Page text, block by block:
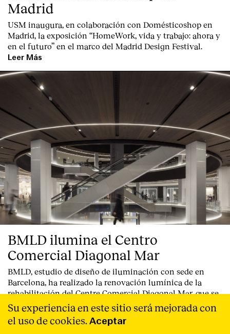
Madrid
USM inaugura, en colaboración con Domésticoshop en
Madrid, la exposición “HomeWork, vida y trabajo: ahora y
en el futuro” en el marco del Madrid Design Festival.
Leer Más
BMLD ilumina el Centro
Comercial Diagonal Mar
BMLD, estudio de diseño de iluminación con sede en
Barcelona, ha realizado la renovación lumínica de la
rehabilitación del Centre Comercial Diagonal Mar, que se
presentó el pasado 22 de noviembre en un acto abierto al
público.
Leer Más
Su experiencia en este sitio será mejorada con
el uso de cookies. Aceptar